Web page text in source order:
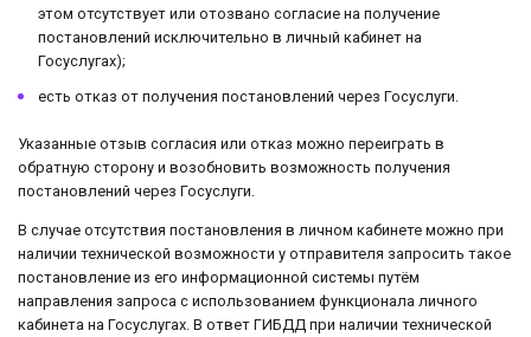
этом отсутствует или отозвано согласие на получение
постановлений исключительно в личный кабинет на
Госуслугах);
есть отказ от получения постановлений через Госуслуги.
Указанные отзыв согласия или отказ можно переиграть в
обратную сторону и возобновить возможность получения
постановлений через Госуслуги.
В случае отсутствия постановления в личном кабинете можно при
наличии технической возможности у отправителя запросить такое
постановление из его информационной системы путём
направления запроса с использованием функционала личного
кабинета на Госуслугах. В ответ ГИБДД при наличии технической